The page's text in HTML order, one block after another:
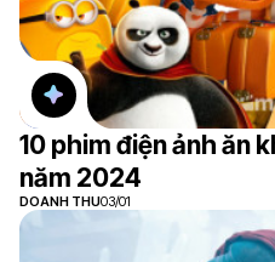
10 phim điện ảnh ăn
năm 2024
DOANH THU03/01